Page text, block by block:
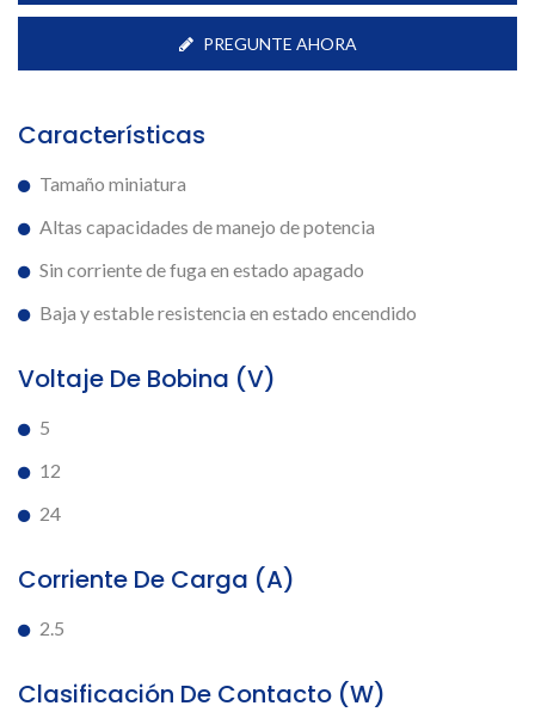
PREGUNTE AHORA
Características
Tamaño miniatura
Altas capacidades de manejo de potencia
Sin corriente de fuga en estado apagado
Baja y estable resistencia en estado encendido
Voltaje De Bobina (V)
5
12
24
Corriente De Carga (A)
2.5
Clasificación De Contacto (W)